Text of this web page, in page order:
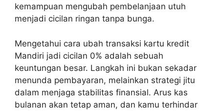
kemampuan mengubah pembelanjaan utuh
menjadi cicilan ringan tanpa bunga.
Mengetahui cara ubah transaksi kartu kredit
Mandiri jadi cicilan 0% adalah sebuah
keuntungan besar. Langkah ini bukan sekadar
menunda pembayaran, melainkan strategi jitu
dalam menjaga stabilitas finansial. Arus kas
bulanan akan tetap aman, dan kamu terhindar